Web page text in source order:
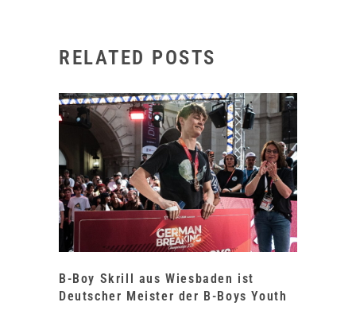
RELATED POSTS
B-Boy Skrill aus Wiesbaden ist
Deutscher Meister der B-Boys Youth